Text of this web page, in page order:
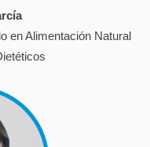
en Alimentación Natural